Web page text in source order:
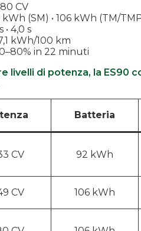
CV
(SM) • 106 kWh (TM/
• 4,0 s
kWh/100 km
in 22 minuti
livelli di potenza, la ES90
Batteria
CV 92 kWh
CV 106 kWh